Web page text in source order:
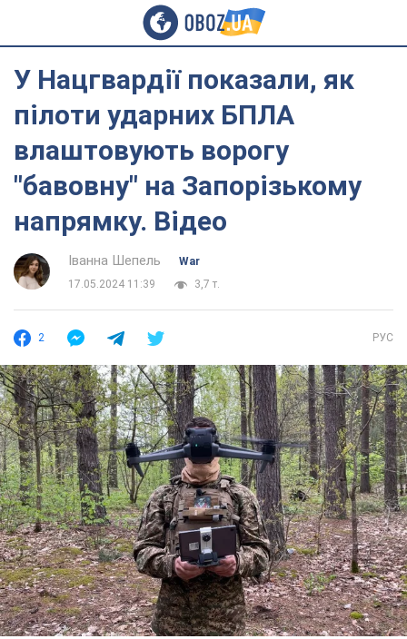
У Нацгвардії показали, як
пілоти ударних БПЛА
влаштовують ворогу
"бавовну" на Запорізькому
напрямку. Відео
Іванна Шепель
War
17.05.2024 11:39
3,7 т.
2 РУС